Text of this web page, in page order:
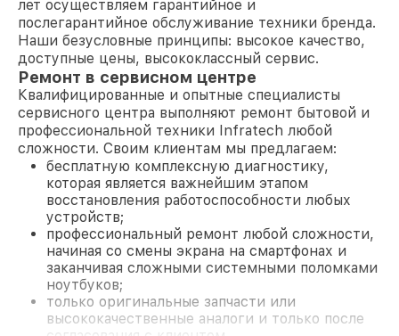
лет осуществляем гарантийное и
послегарантийное обслуживание техники бренда.
Наши безусловные принципы: высокое качество,
доступные цены, высококлассный сервис.
Ремонт в сервисном центре
Квалифицированные и опытные специалисты
сервисного центра выполняют ремонт бытовой и
профессиональной техники Infratech любой
сложности. Своим клиентам мы предлагаем:
бесплатную комплексную диагностику,
которая является важнейшим этапом
восстановления работоспособности любых
устройств;
профессиональный ремонт любой сложности,
начиная со смены экрана на смартфонах и
заканчивая сложными системными поломками
ноутбуков;
только оригинальные запчасти или
высококачественные аналоги и только после